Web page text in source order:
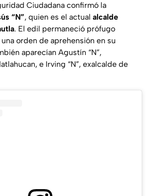
Ciudadana confirmó la
“N”, quien es el actual alcalde
. El edil permaneció prófugo
orden de aprehensión en su
aparecían Agustín “N”,
e Irving “N”, exalcalde de